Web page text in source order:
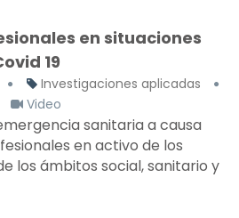
en situaciones
19
Investigaciones aplicadas
Video
sanitaria a causa
en activo de los
los ámbitos social, sanitario y